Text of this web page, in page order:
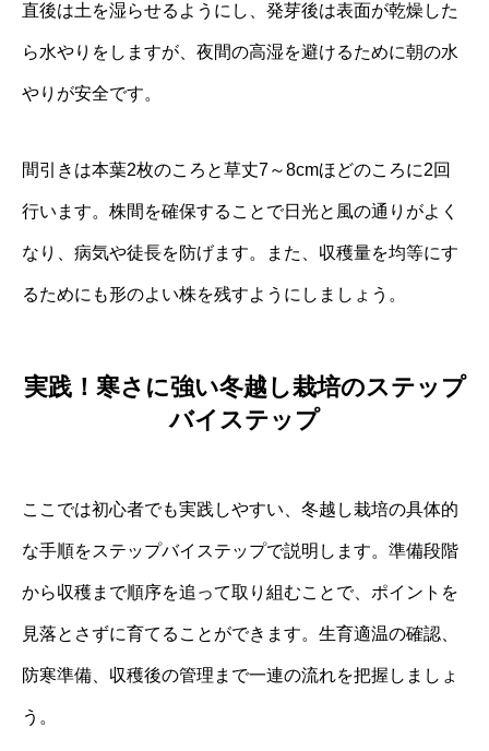
直後は土を湿らせるようにし、発芽後は表面が乾燥した
ら水やりをしますが、夜間の高湿を避けるために朝の水
やりが安全です。
間引きは本葉2枚のころと草丈7～8cmほどのころに2回
行います。株間を確保することで日光と風の通りがよく
なり、病気や徒長を防げます。また、収穫量を均等にす
るためにも形のよい株を残すようにしましょう。
実践！寒さに強い冬越し栽培のステップ
バイステップ
ここでは初心者でも実践しやすい、冬越し栽培の具体的
な手順をステップバイステップで説明します。準備段階
から収穫まで順序を追って取り組むことで、ポイントを
見落とさずに育てることができます。生育適温の確認、
防寒準備、収穫後の管理まで一連の流れを把握しましょ
う。